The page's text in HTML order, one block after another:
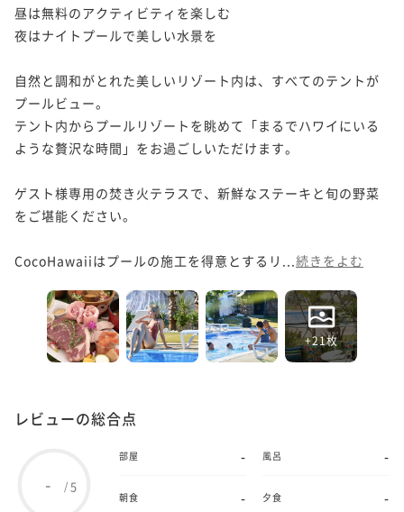
昼は無料のアクティビティを楽しむ
夜はナイトプールで美しい水景を
自然と調和がとれた美しいリゾート内は、すべてのテントが
プールビュー。
テント内からプールリゾートを眺めて「まるでハワイにいる
ような贅沢な時間」をお過ごしいただけます。
ゲスト様専用の焚き火テラスで、新鮮なステーキと旬の野菜
をご堪能ください。
CocoHawaiiはプールの施工を得意とするリ... 続きをよむ
+21枚
レビューの総合点
- /5
部屋 - 風呂 -
朝食 - 夕食 -